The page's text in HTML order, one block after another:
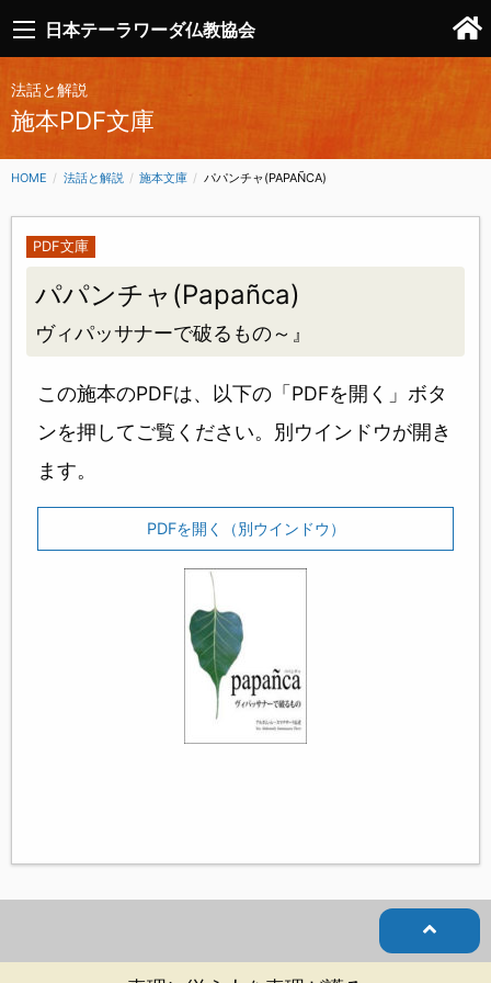
日本テーラワーダ仏教協会
法話と解説
施本PDF文庫
HOME 法話と解説 施本文庫 CURRENT:
パパンチャ(PAPAÑCA)
PDF文庫
パパンチャ(Papañca)
ヴィパッサナーで破るもの～』
この施本のPDFは、以下の「PDFを開く」ボタ
ンを押してご覧ください。別ウインドウが開き
ます。
PDFを開く（別ウインドウ）